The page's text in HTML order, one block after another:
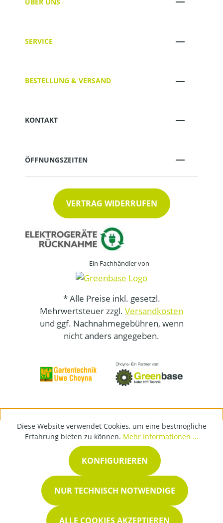
SERVICE
BESTELLUNG & VERSAND
KONTAKT
ÖFFNUNGSZEITEN
VERTRAG WIDERRUFEN
Ein Fachhändler von
* Alle Preise inkl. gesetzl.
Mehrwertsteuer zzgl. Versandkosten
und ggf. Nachnahmegebühren, wenn
nicht anders angegeben.
Diese Website verwendet Cookies, um eine bestmögliche
Erfahrung bieten zu können. Mehr Informationen ...
NUR TECHNISCH NOTWENDIGE
KONFIGURIEREN
ALLE COOKIES AKZEPTIEREN